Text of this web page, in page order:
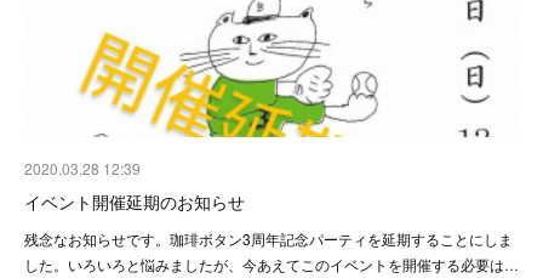
2020.03.28 12:39
イベント開催延期のお知らせ
残念なお知らせです。珈琲ボタン3周年記念パーティを延期することにしま
した。いろいろと悩みましたが、今あえてこのイベントを開催する必要は…